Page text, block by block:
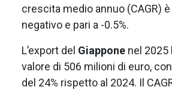
crescita medio annuo (CAGR)
negativo e pari a -0.5%.
L’export del Giappone nel 2025
valore di 506 milioni di euro,
del 24% rispetto al 2024. Il